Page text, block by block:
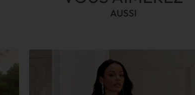
AUSSI